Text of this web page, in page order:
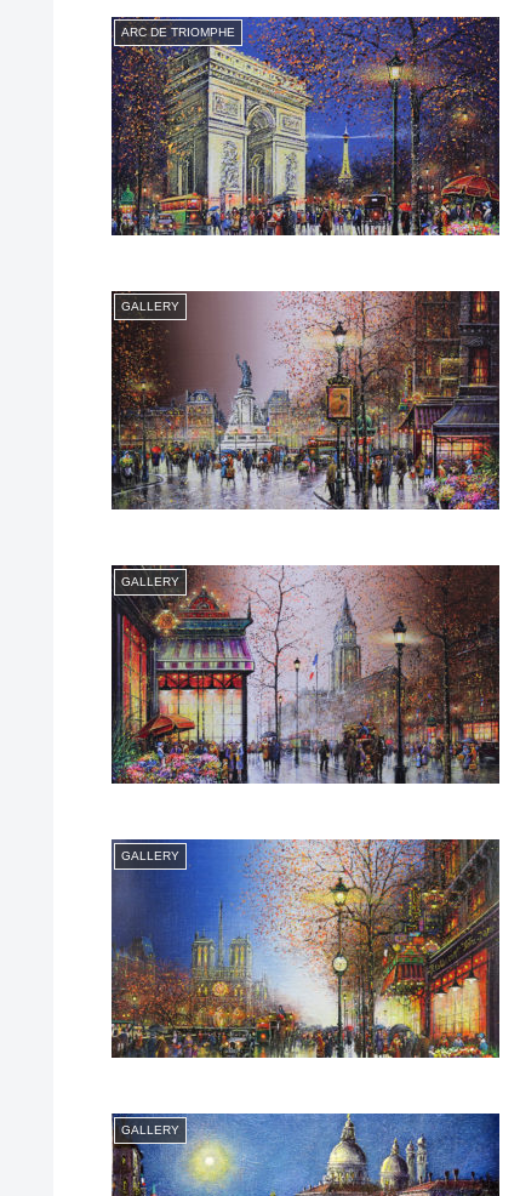
ARC DE TRIOMPHE
GALLERY
GALLERY
GALLERY
GALLERY